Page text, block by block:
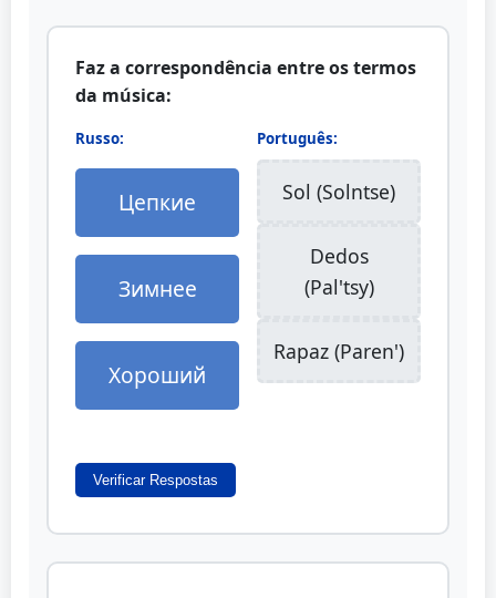
Faz a correspondência entre os termos
da música:
Russo:
Цепкие
Зимнее
Хороший
Português:
Sol (Solntse)
Dedos
(Pal'tsy)
Rapaz (Paren')
Verificar Respostas